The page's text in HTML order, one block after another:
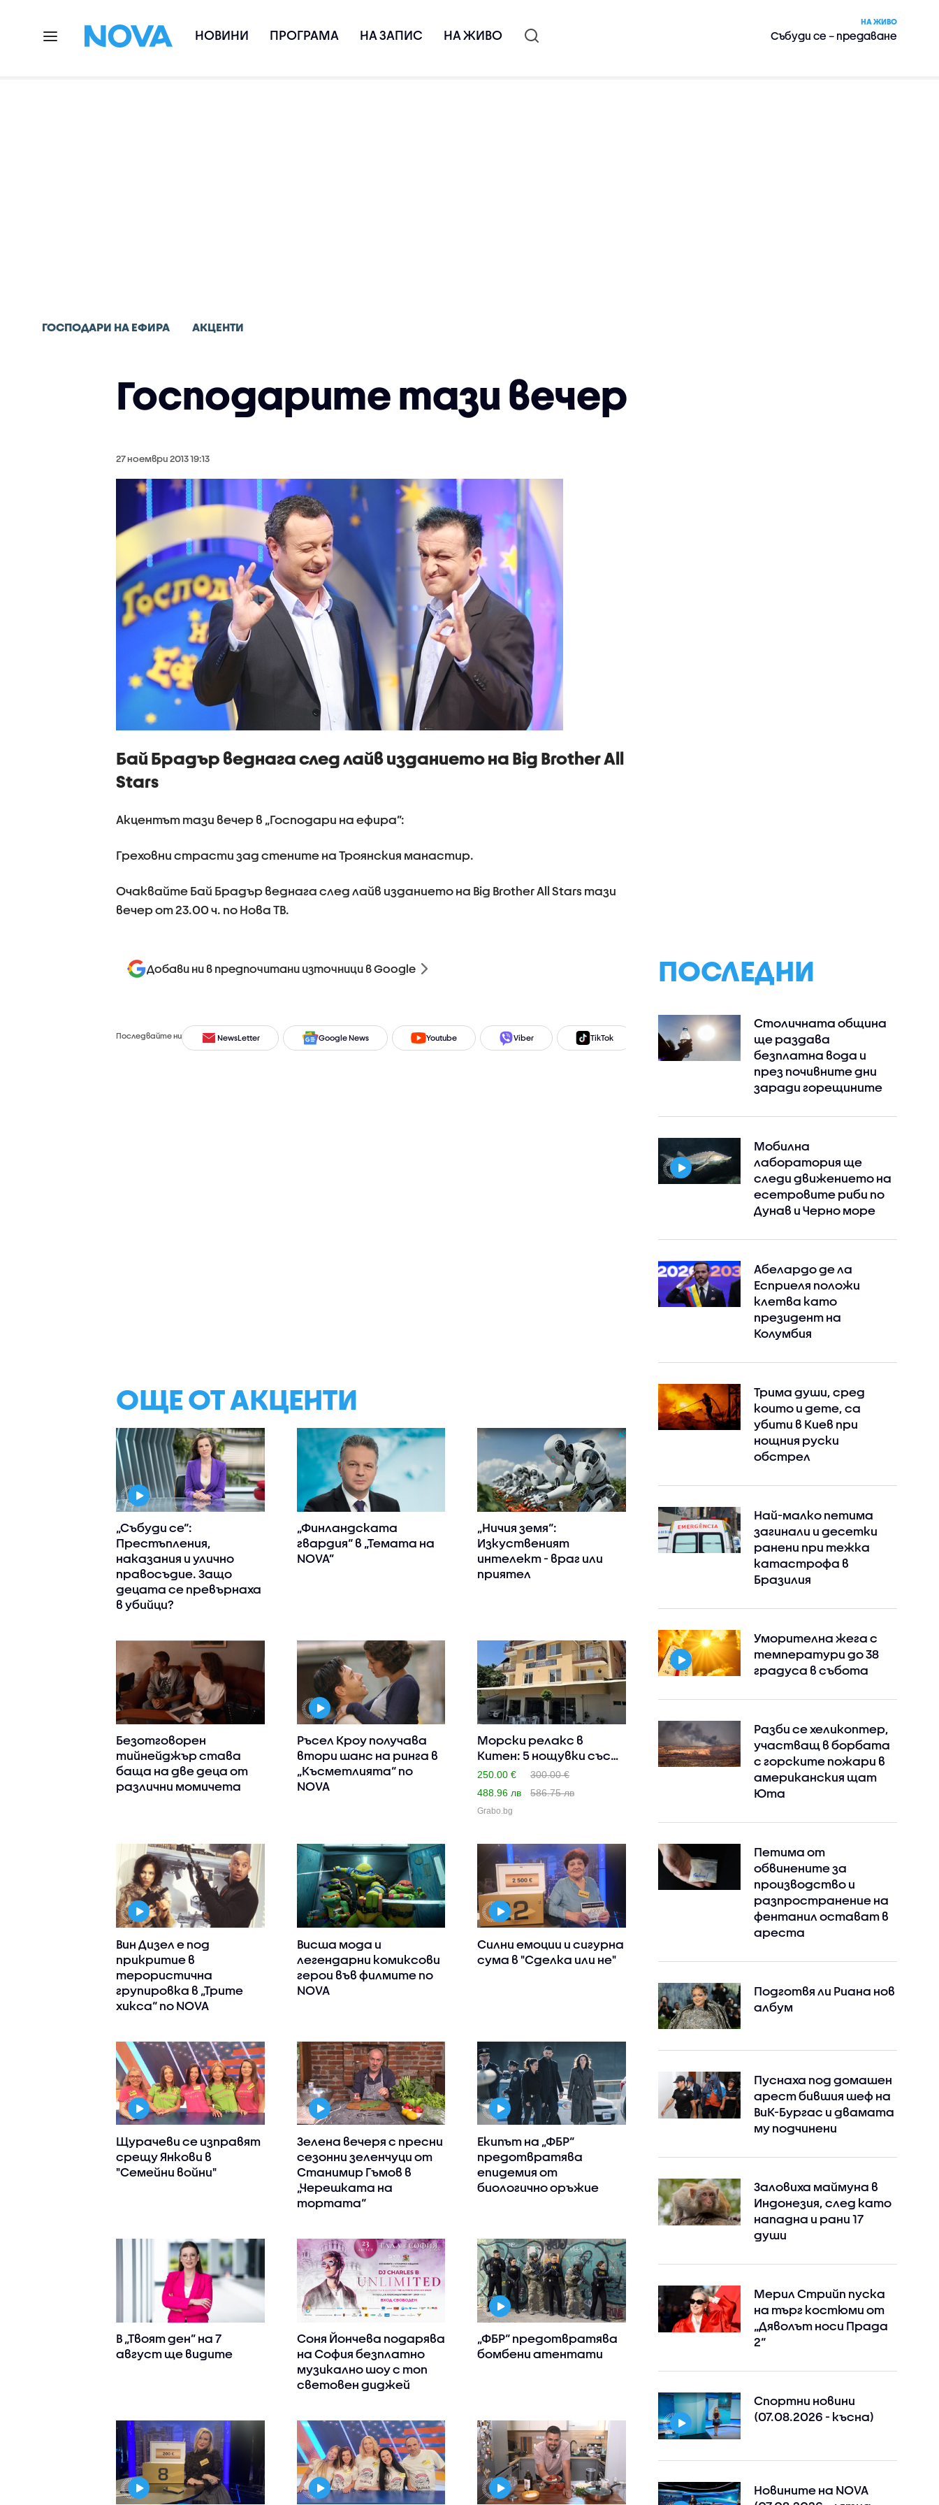
НОВИНИ ПРОГРАМА НА ЗАПИС НА ЖИВО
НА ЖИВО
Събуди се – предаване
ГОСПОДАРИ НА ЕФИРА АКЦЕНТИ
Господарите тази вечер
27 ноември 2013 19:13
Бай Брадър веднага след лайв изданието на Big Brother All
Stars
Акцентът тази вечер в „Господари на ефира”:
Греховни страсти зад стените на Троянския манастир.
Очаквайте Бай Брадър веднага след лайв изданието на Big Brother All Stars тази
вечер от 23.00 ч. по Нова ТВ.
Добави ни в предпочитани източници в Google
Последвайте ни NewsLetter Google News Youtube Viber TikTok Instagram Facebook
ОЩЕ ОТ АКЦЕНТИ
„Събуди се“:
Престъпления,
наказания и улично
правосъдие. Защо
децата се превърнаха
в убийци?
„Финландската
гвардия“ в „Темата на
NOVA”
„Ничия земя“:
Изкуственият
интелект - враг или
приятел
Безотговорен
тийнейджър става
баща на две деца от
различни момичета
Ръсел Кроу получава
втори шанс на ринга в
„Късметлията“ по
NOVA
Морски релакс в
Китен: 5 нощувки със
закуски..
250.00 €
300.00 €
488.96 лв
586.75 лв
Grabo.bg
Вин Дизел е под
прикритие в
терористична
групировка в „Трите
хикса“ по NOVA
Висша мода и
легендарни комиксови
герои във филмите по
NOVA
Силни емоции и сигурна
сума в "Сделка или не"
Щурачеви се изправят
срещу Янкови в
"Семейни войни"
Зелена вечеря с пресни
сезонни зеленчуци от
Станимир Гъмов в
„Черешката на
тортата“
Екипът на „ФБР“
предотвратява
епидемия от
биологично оръжие
В „Твоят ден” на 7
август ще видите
Соня Йончева подарява
на София безплатно
музикално шоу с топ
световен диджей
„ФБР“ предотвратява
бомбени атентати
ПОСЛЕДНИ
Столичната община
ще раздава
безплатна вода и
през почивните дни
заради горещините
Мобилна
лаборатория ще
следи движението на
есетровите риби по
Дунав и Черно море
Абелардо де ла
Есприеля положи
клетва като
президент на
Колумбия
Трима души, сред
които и дете, са
убити в Киев при
нощния руски
обстрел
Най-малко петима
загинали и десетки
ранени при тежка
катастрофа в
Бразилия
Уморителна жега с
температури до 38
градуса в събота
Разби се хеликоптер,
участващ в борбата
с горските пожари в
американския щат
Юта
Петима от
обвинените за
производство и
разпространение на
фентанил остават в
ареста
Подготвя ли Риана нов
албум
Пуснаха под домашен
арест бившия шеф на
ВиК-Бургас и двамата
му подчинени
Заловиха маймуна в
Индонезия, след като
нападна и рани 17
души
Мерил Стрийп пуска
на търг костюми от
„Дяволът носи Прада
2“
Спортни новини
(07.08.2026 - късна)
Новините на NOVA